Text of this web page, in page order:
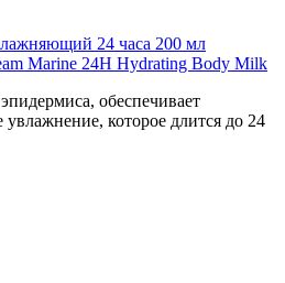
24 часа 200 мл
Marine 24H Hydrating Body Milk
обеспечивает
которое длится до 24